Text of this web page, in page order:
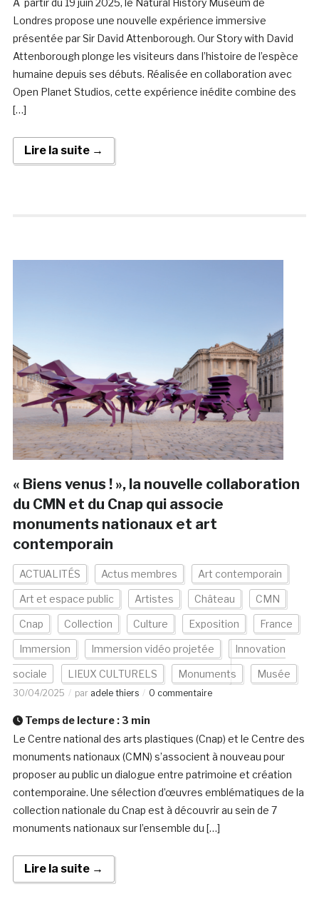
A partir du 19 juin 2025, le Natural History Museum de
Londres propose une nouvelle expérience immersive
présentée par Sir David Attenborough. Our Story with David
Attenborough plonge les visiteurs dans l’histoire de l’espèce
humaine depuis ses débuts. Réalisée en collaboration avec
Open Planet Studios, cette expérience inédite combine des
[…]
Lire la suite →
« Biens venus ! », la nouvelle collaboration
du CMN et du Cnap qui associe
monuments nationaux et art
contemporain
ACTUALITÉS Actus membres Art contemporain
Art et espace public Artistes Château CMN
Cnap Collection Culture Exposition France
Immersion Immersion vidéo projetée Innovation
sociale LIEUX CULTURELS Monuments Musée
30/04/2025 par adele thiers 0 commentaire
Temps de lecture : 3 min
Le Centre national des arts plastiques (Cnap) et le Centre des
monuments nationaux (CMN) s’associent à nouveau pour
proposer au public un dialogue entre patrimoine et création
contemporaine. Une sélection d’œuvres emblématiques de la
collection nationale du Cnap est à découvrir au sein de 7
monuments nationaux sur l’ensemble du […]
Lire la suite →